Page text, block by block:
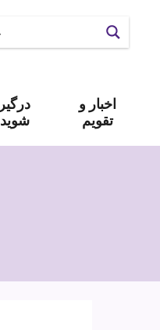
درگیر
شوید
اخبار و
تقویم